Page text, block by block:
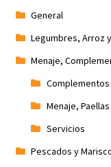
General
Legumbres, Arroz
Menaje,
Complementos
Menaje,
Servicios
Pescados y